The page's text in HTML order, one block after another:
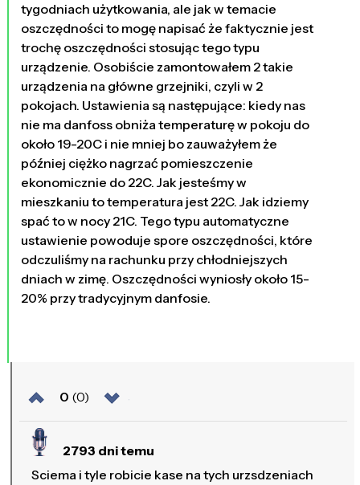
tygodniach użytkowania, ale jak w temacie
oszczędności to mogę napisać że faktycznie jest
trochę oszczędności stosując tego typu
urządzenie. Osobiście zamontowałem 2 takie
urządzenia na główne grzejniki, czyli w 2
pokojach. Ustawienia są następujące: kiedy nas
nie ma danfoss obniża temperaturę w pokoju do
około 19-20C i nie mniej bo zauważyłem że
później ciężko nagrzać pomieszczenie
ekonomicznie do 22C. Jak jesteśmy w
mieszkaniu to temperatura jest 22C. Jak idziemy
spać to w nocy 21C. Tego typu automatyczne
ustawienie powoduje spore oszczędności, które
odczuliśmy na rachunku przy chłodniejszych
dniach w zimę. Oszczędności wyniosły około 15-
20% przy tradycyjnym danfosie.
0 (0)
2793 dni temu
Sciema i tyle robicie kase na tych urzsdzeniach